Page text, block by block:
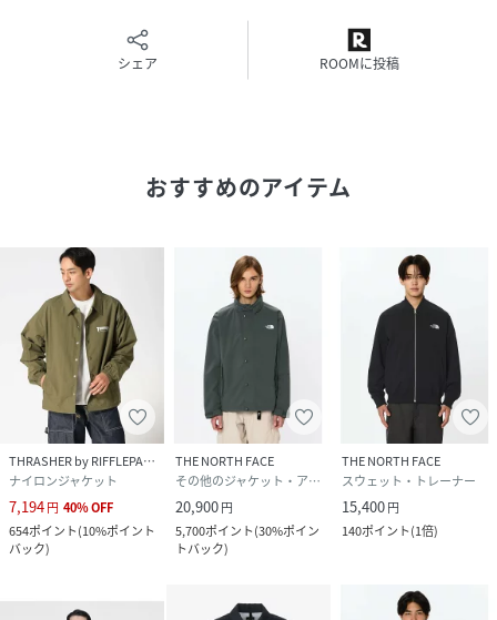
NP72552-AN-S QB4614
シェア ROOMに投稿
おすすめのアイテム
THRASHER by RIFFLEPAGE
ナイロンジャケット
7,194円 40%OFF
654ポイント(10%ポイント
バック)
THE NORTH FACE
その他のジャケット・アウター
20,900円
5,700ポイント(30%ポイン
トバック)
THE NORTH FACE
スウェット・トレーナー
15,400円
140ポイント(1倍)